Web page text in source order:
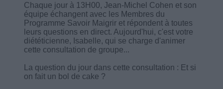
Chaque jour à 13H00, Jean-Michel Cohen et son
équipe échangent avec les Membres du
Programme Savoir Maigrir et répondent à toutes
leurs questions en direct. Aujourd'hui, c'est votre
diététicienne, Isabelle, qui se charge d'animer
cette consultation de groupe...
La question du jour dans cette consultation : Et si
on fait un bol de cake ?